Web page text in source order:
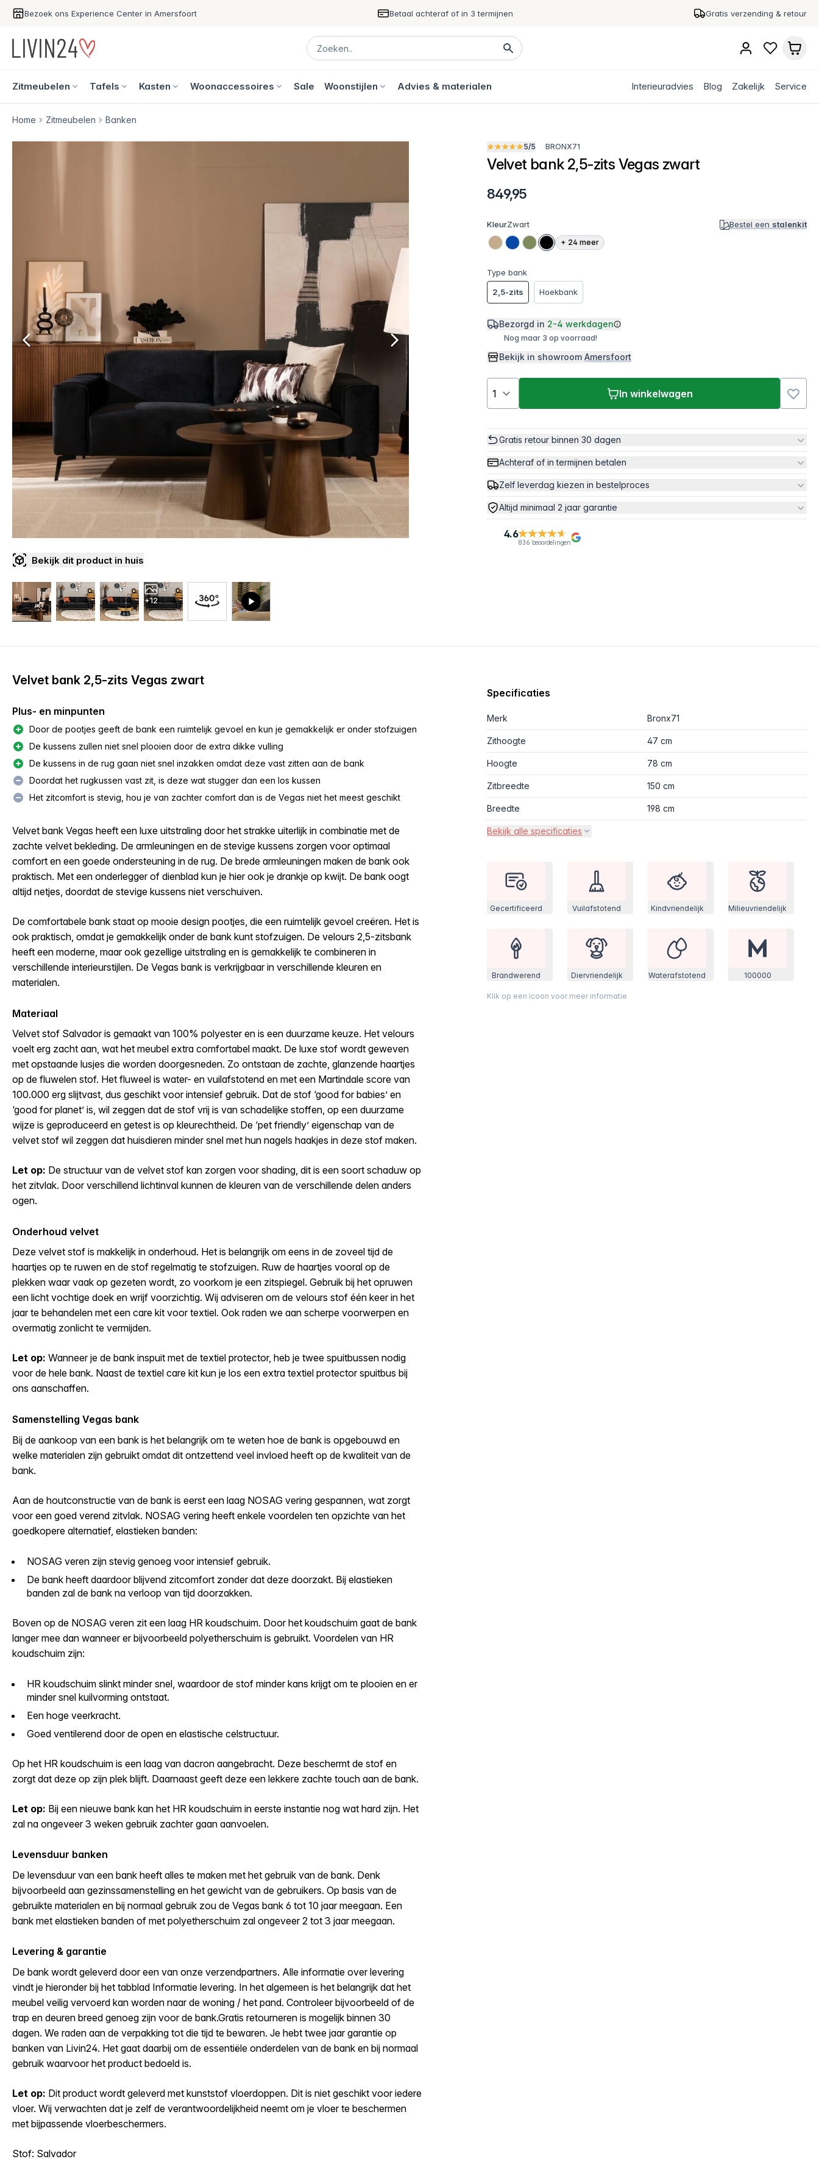
Bezoek ons Experience Center in Amersfoort Betaal achteraf of in 3 termijnen Gratis verzending & retour
Zitmeubelen Tafels Kasten Woonaccessoires Sale Woonstijlen Advies & materialen Interieuradvies Blog Zakelijk Service
Home Zitmeubelen Banken
Bekijk dit product in huis
+12
5/5 BRONX71
Velvet bank 2,5-zits Vegas zwart
849,95
KleurZwart Bestel een stalenkit
+ 24 meer
Type bank
2,5-zits
Hoekbank
Bezorgd in 2-4 werkdagen
Nog maar 3 op voorraad!
Bekijk in showroomAmersfoort
In winkelwagen
Gratis retour binnen 30 dagen
Achteraf of in termijnen betalen
Zelf leverdag kiezen in bestelproces
Altijd minimaal 2 jaar garantie
4.6
836 beoordelingen
Velvet bank 2,5-zits Vegas zwart
Plus- en minpunten
Door de pootjes geeft de bank een ruimtelijk gevoel en kun je gemakkelijk er onder stofzuigen
De kussens zullen niet snel plooien door de extra dikke vulling
De kussens in de rug gaan niet snel inzakken omdat deze vast zitten aan de bank
Doordat het rugkussen vast zit, is deze wat stugger dan een los kussen
Het zitcomfort is stevig, hou je van zachter comfort dan is de Vegas niet het meest geschikt
Velvet bank Vegas heeft een luxe uitstraling door het strakke uiterlijk in combinatie met de
zachte velvet bekleding. De armleuningen en de stevige kussens zorgen voor optimaal
comfort en een goede ondersteuning in de rug. De brede armleuningen maken de bank ook
praktisch. Met een onderlegger of dienblad kun je hier ook je drankje op kwijt. De bank oogt
altijd netjes, doordat de stevige kussens niet verschuiven.
De comfortabele bank staat op mooie design pootjes, die een ruimtelijk gevoel creëren. Het is
ook praktisch, omdat je gemakkelijk onder de bank kunt stofzuigen. De velours 2,5-zitsbank
heeft een moderne, maar ook gezellige uitstraling en is gemakkelijk te combineren in
verschillende interieurstijlen. De Vegas bank is verkrijgbaar in verschillende kleuren en
materialen.
Materiaal
Velvet stof Salvador is gemaakt van 100% polyester en is een duurzame keuze. Het velours
voelt erg zacht aan, wat het meubel extra comfortabel maakt. De luxe stof wordt geweven
met opstaande lusjes die worden doorgesneden. Zo ontstaan de zachte, glanzende haartjes
op de fluwelen stof. Het fluweel is water- en vuilafstotend en met een Martindale score van
100.000 erg slijtvast, dus geschikt voor intensief gebruik. Dat de stof ‘good for babies’ en
‘good for planet’ is, wil zeggen dat de stof vrij is van schadelijke stoffen, op een duurzame
wijze is geproduceerd en getest is op kleurechtheid. De ‘pet friendly’ eigenschap van de
velvet stof wil zeggen dat huisdieren minder snel met hun nagels haakjes in deze stof maken.
Let op: De structuur van de velvet stof kan zorgen voor shading, dit is een soort schaduw op
het zitvlak. Door verschillend lichtinval kunnen de kleuren van de verschillende delen anders
ogen.
Onderhoud velvet
Deze velvet stof is makkelijk in onderhoud. Het is belangrijk om eens in de zoveel tijd de
haartjes op te ruwen en de stof regelmatig te stofzuigen. Ruw de haartjes vooral op de
plekken waar vaak op gezeten wordt, zo voorkom je een zitspiegel. Gebruik bij het opruwen
een licht vochtige doek en wrijf voorzichtig. Wij adviseren om de velours stof één keer in het
jaar te behandelen met een care kit voor textiel. Ook raden we aan scherpe voorwerpen en
overmatig zonlicht te vermijden.
Let op: Wanneer je de bank inspuit met de textiel protector, heb je twee spuitbussen nodig
voor de hele bank. Naast de textiel care kit kun je los een extra textiel protector spuitbus bij
ons aanschaffen.
Samenstelling Vegas bank
Bij de aankoop van een bank is het belangrijk om te weten hoe de bank is opgebouwd en
welke materialen zijn gebruikt omdat dit ontzettend veel invloed heeft op de kwaliteit van de
bank.
Aan de houtconstructie van de bank is eerst een laag NOSAG vering gespannen, wat zorgt
voor een goed verend zitvlak. NOSAG vering heeft enkele voordelen ten opzichte van het
goedkopere alternatief, elastieken banden:
NOSAG veren zijn stevig genoeg voor intensief gebruik.
De bank heeft daardoor blijvend zitcomfort zonder dat deze doorzakt. Bij elastieken
banden zal de bank na verloop van tijd doorzakken.
Boven op de NOSAG veren zit een laag HR koudschuim. Door het koudschuim gaat de bank
langer mee dan wanneer er bijvoorbeeld polyetherschuim is gebruikt. Voordelen van HR
koudschuim zijn:
HR koudschuim slinkt minder snel, waardoor de stof minder kans krijgt om te plooien en er
minder snel kuilvorming ontstaat.
Een hoge veerkracht.
Goed ventilerend door de open en elastische celstructuur.
Op het HR koudschuim is een laag van dacron aangebracht. Deze beschermt de stof en
zorgt dat deze op zijn plek blijft. Daarnaast geeft deze een lekkere zachte touch aan de bank.
Let op: Bij een nieuwe bank kan het HR koudschuim in eerste instantie nog wat hard zijn. Het
zal na ongeveer 3 weken gebruik zachter gaan aanvoelen.
Levensduur banken
De levensduur van een bank heeft alles te maken met het gebruik van de bank. Denk
bijvoorbeeld aan gezinssamenstelling en het gewicht van de gebruikers. Op basis van de
gebruikte materialen en bij normaal gebruik zou de Vegas bank 6 tot 10 jaar meegaan. Een
bank met elastieken banden of met polyetherschuim zal ongeveer 2 tot 3 jaar meegaan.
Levering & garantie
De bank wordt geleverd door een van onze verzendpartners. Alle informatie over levering
vindt je hieronder bij het tabblad Informatie levering. In het algemeen is het belangrijk dat het
meubel veilig vervoerd kan worden naar de woning / het pand. Controleer bijvoorbeeld of de
trap en deuren breed genoeg zijn voor de bank.Gratis retourneren is mogelijk binnen 30
dagen. We raden aan de verpakking tot die tijd te bewaren. Je hebt twee jaar garantie op
banken van Livin24. Het gaat daarbij om de essentiële onderdelen van de bank en bij normaal
gebruik waarvoor het product bedoeld is.
Let op: Dit product wordt geleverd met kunststof vloerdoppen. Dit is niet geschikt voor iedere
vloer. Wij verwachten dat je zelf de verantwoordelijkheid neemt om je vloer te beschermen
met bijpassende vloerbeschermers.
Stof: Salvador
Specificaties
Merk Bronx71
Zithoogte 47 cm
Hoogte 78 cm
Zitbreedte 150 cm
Breedte 198 cm
Bekijk alle specificaties
Gecertificeerd Vuilafstotend Kindvriendelijk Milieuvriendelijk
Brandwerend Diervriendelijk Waterafstotend 100000
Klik op een icoon voor meer informatie